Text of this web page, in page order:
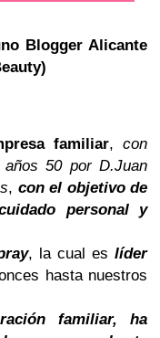
Blogger Alicante
familiar, con
50 por D.Juan
, con el objetivo de
personal y
, la cual eslíder
hasta nuestros
familiar, ha